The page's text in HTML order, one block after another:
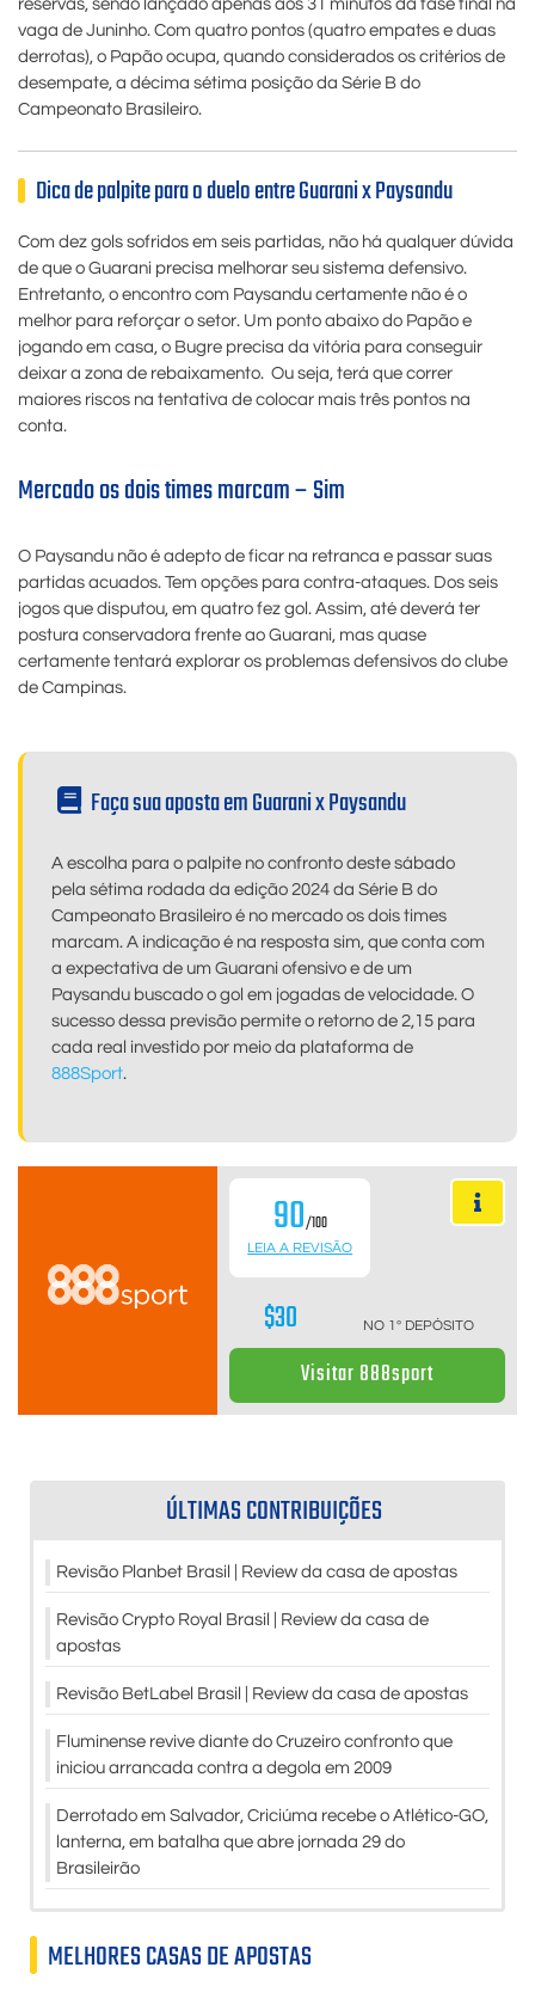
reservas, sendo lançado apenas aos 31 minutos da fase final na
vaga de Juninho. Com quatro pontos (quatro empates e duas
derrotas), o Papão ocupa, quando considerados os critérios de
desempate, a décima sétima posição da Série B do
Campeonato Brasileiro.
Dica de palpite para o duelo entre Guarani x Paysandu
Com dez gols sofridos em seis partidas, não há qualquer dúvida
de que o Guarani precisa melhorar seu sistema defensivo.
Entretanto, o encontro com Paysandu certamente não é o
melhor para reforçar o setor. Um ponto abaixo do Papão e
jogando em casa, o Bugre precisa da vitória para conseguir
deixar a zona de rebaixamento. Ou seja, terá que correr
maiores riscos na tentativa de colocar mais três pontos na
conta.
Mercado os dois times marcam – Sim
O Paysandu não é adepto de ficar na retranca e passar suas
partidas acuados. Tem opções para contra-ataques. Dos seis
jogos que disputou, em quatro fez gol. Assim, até deverá ter
postura conservadora frente ao Guarani, mas quase
certamente tentará explorar os problemas defensivos do clube
de Campinas.
Faça sua aposta em Guarani x Paysandu
A escolha para o palpite no confronto deste sábado
pela sétima rodada da edição 2024 da Série B do
Campeonato Brasileiro é no mercado os dois times
marcam. A indicação é na resposta sim, que conta com
a expectativa de um Guarani ofensivo e de um
Paysandu buscado o gol em jogadas de velocidade. O
sucesso dessa previsão permite o retorno de 2,15 para
cada real investido por meio da plataforma de
888Sport.
90/100
LEIA A REVISÃO
$30 NO 1º DEPÓSITO
Visitar 888sport
ÚLTIMAS CONTRIBUIÇÕES
Revisão Planbet Brasil | Review da casa de apostas
Revisão Crypto Royal Brasil | Review da casa de
apostas
Revisão BetLabel Brasil | Review da casa de apostas
Fluminense revive diante do Cruzeiro confronto que
iniciou arrancada contra a degola em 2009
Derrotado em Salvador, Criciúma recebe o Atlético-GO,
lanterna, em batalha que abre jornada 29 do
Brasileirão
MELHORES CASAS DE APOSTAS